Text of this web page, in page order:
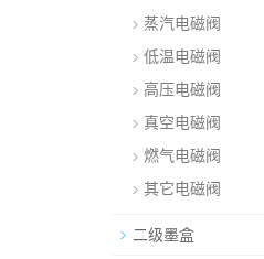
蒸汽电磁阀
低温电磁阀
高压电磁阀
真空电磁阀
燃气电磁阀
其它电磁阀
二级墨盒